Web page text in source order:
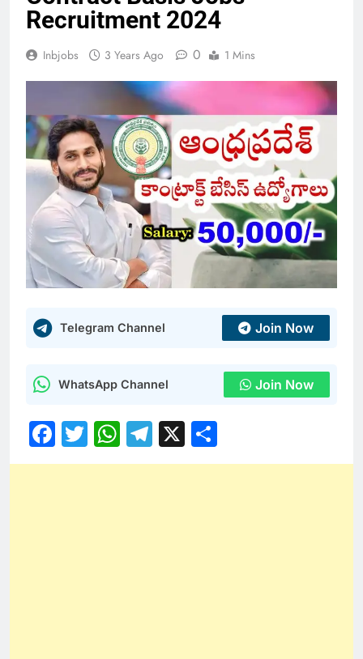
Recruitment 2024
Inbjobs 3 Years Ago 0 1 Mins
Telegram Channel Join Now
WhatsApp Channel Join Now
Facebook
Twitter
WhatsApp
Telegram
X